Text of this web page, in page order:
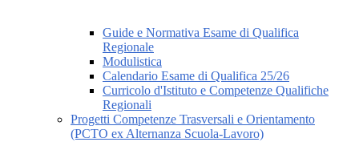
Guide e Normativa Esame di Qualifica
Regionale
Modulistica
Calendario Esame di Qualifica 25/26
Curricolo d'Istituto e Competenze Qualifiche
Regionali
Progetti Competenze Trasversali e Orientamento
(PCTO ex Alternanza Scuola-Lavoro)